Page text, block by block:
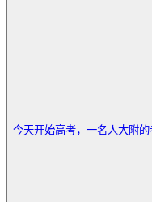
今天开始高考，一名人大